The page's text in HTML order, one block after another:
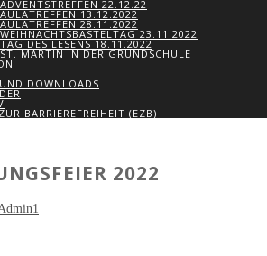
ADVENTSTREFFEN 22.12.22
AULATREFFEN 13.12.2022
AULATREFFEN 28.11.2022
WEIHNACHTSBASTELTAG 23.11.2022
TAG DES LESENS 18.11.2022
ST. MARTIN IN DER GRUNDSCHULE
DOWNLOADS
BARRIEREFREIHEIT (EZB)
2022